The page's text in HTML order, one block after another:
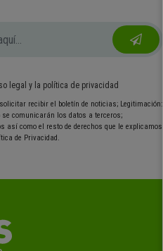
legal y la política de privacidad
solicitar recibir el boletín de noticias; Legitimación:
comunicarán los datos a terceros;
así como el resto de derechos que le explicamos
de Privacidad.